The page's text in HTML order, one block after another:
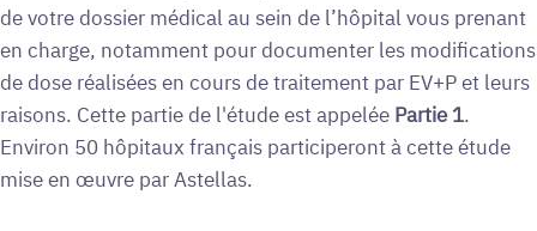
de votre dossier médical au sein de l’hôpital vous prenant
en charge, notamment pour documenter les modifications
de dose réalisées en cours de traitement par EV+P et leurs
raisons. Cette partie de l'étude est appelée Partie 1.
Environ 50 hôpitaux français participeront à cette étude
mise en œuvre par Astellas.